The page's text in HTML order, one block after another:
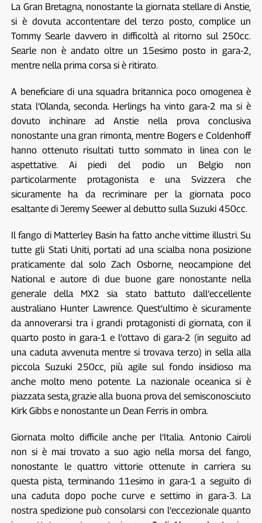
La Gran Bretagna, nonostante la giornata stellare di Anstie,
si è dovuta accontentare del terzo posto, complice un
Tommy Searle davvero in difficoltà al ritorno sul 250cc.
Searle non è andato oltre un 15esimo posto in gara-2,
mentre nella prima corsa si è ritirato.
A beneficiare di una squadra britannica poco omogenea è
stata l’Olanda, seconda. Herlings ha vinto gara-2 ma si è
dovuto inchinare ad Anstie nella prova conclusiva
nonostante una gran rimonta, mentre Bogers e Coldenhoff
hanno ottenuto risultati tutto sommato in linea con le
aspettative. Ai piedi del podio un Belgio non
particolarmente protagonista e una Svizzera che
sicuramente ha da recriminare per la giornata poco
esaltante di Jeremy Seewer al debutto sulla Suzuki 450cc.
Il fango di Matterley Basin ha fatto anche vittime illustri. Su
tutte gli Stati Uniti, portati ad una scialba nona posizione
praticamente dal solo Zach Osborne, neocampione del
National e autore di due buone gare nonostante nella
generale della MX2 sia stato battuto dall’eccellente
australiano Hunter Lawrence. Quest’ultimo è sicuramente
da annoverarsi tra i grandi protagonisti di giornata, con il
quarto posto in gara-1 e l’ottavo di gara-2 (in seguito ad
una caduta avvenuta mentre si trovava terzo) in sella alla
piccola Suzuki 250cc, più agile sul fondo insidioso ma
anche molto meno potente. La nazionale oceanica si è
piazzata sesta, grazie alla buona prova del semisconosciuto
Kirk Gibbs e nonostante un Dean Ferris in ombra.
Giornata molto difficile anche per l’Italia. Antonio Cairoli
non si è mai trovato a suo agio nella morsa del fango,
nonostante le quattro vittorie ottenute in carriera su
questa pista, terminando 11esimo in gara-1 a seguito di
una caduta dopo poche curve e settimo in gara-3. La
nostra spedizione può consolarsi con l’eccezionale quanto